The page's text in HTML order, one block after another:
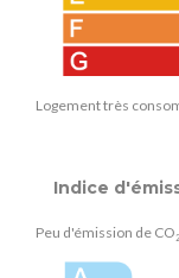
Logement très
Indice
Peu d'émission de CO2